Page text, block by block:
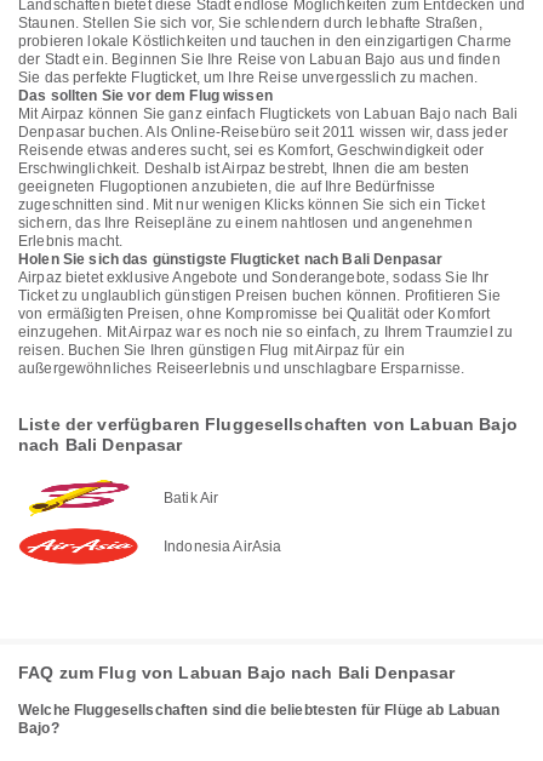
Landschaften bietet diese Stadt endlose Möglichkeiten zum Entdecken und
Staunen. Stellen Sie sich vor, Sie schlendern durch lebhafte Straßen,
probieren lokale Köstlichkeiten und tauchen in den einzigartigen Charme
der Stadt ein. Beginnen Sie Ihre Reise von Labuan Bajo aus und finden
Sie das perfekte Flugticket, um Ihre Reise unvergesslich zu machen.
Das sollten Sie vor dem Flug wissen
Mit Airpaz können Sie ganz einfach Flugtickets von Labuan Bajo nach Bali
Denpasar buchen. Als Online-Reisebüro seit 2011 wissen wir, dass jeder
Reisende etwas anderes sucht, sei es Komfort, Geschwindigkeit oder
Erschwinglichkeit. Deshalb ist Airpaz bestrebt, Ihnen die am besten
geeigneten Flugoptionen anzubieten, die auf Ihre Bedürfnisse
zugeschnitten sind. Mit nur wenigen Klicks können Sie sich ein Ticket
sichern, das Ihre Reisepläne zu einem nahtlosen und angenehmen
Erlebnis macht.
Holen Sie sich das günstigste Flugticket nach Bali Denpasar
Airpaz bietet exklusive Angebote und Sonderangebote, sodass Sie Ihr
Ticket zu unglaublich günstigen Preisen buchen können. Profitieren Sie
von ermäßigten Preisen, ohne Kompromisse bei Qualität oder Komfort
einzugehen. Mit Airpaz war es noch nie so einfach, zu Ihrem Traumziel zu
reisen. Buchen Sie Ihren günstigen Flug mit Airpaz für ein
außergewöhnliches Reiseerlebnis und unschlagbare Ersparnisse.
Liste der verfügbaren Fluggesellschaften von Labuan Bajo
nach Bali Denpasar
Batik Air
Indonesia AirAsia
FAQ zum Flug von Labuan Bajo nach Bali Denpasar
Welche Fluggesellschaften sind die beliebtesten für Flüge ab Labuan
Bajo?